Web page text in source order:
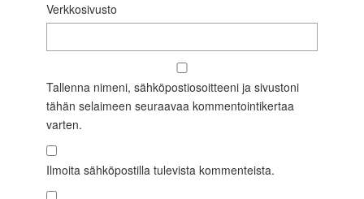
Verkkosivusto
Tallenna nimeni, sähköpostiosoitteeni ja sivustoni
tähän selaimeen seuraavaa kommentointikertaa
varten.
Ilmoita sähköpostilla tulevista kommenteista.